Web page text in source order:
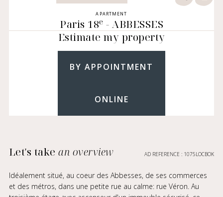
APARTMENT
Paris 18e - ABBESSES
Estimate my property
BY APPOINTMENT
ONLINE
Let's takean overview AD REFERENCE : 1075LOCBOK
Idéalement situé, au coeur des Abbesses, de ses commerces
et des métros, dans une petite rue au calme: rue Véron. Au